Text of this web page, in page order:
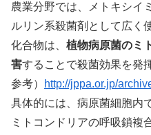
農業分野では、メトキシイ
ルリン系殺菌剤として広く
化合物は、 植物病原菌のミ
害することで殺菌効果を発
参考）
http://jppa.or.jp/
具体的には、病原菌細胞内
ミトコンドリアの呼吸鎖